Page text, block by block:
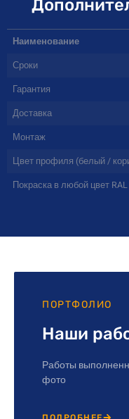
Наименование
Сроки
Гарантия
Доставка
Монтаж
Цвет профиля (белый /
Покраска в любой цвет RAL
ПОРТФОЛИО
Наши
Работы
фото